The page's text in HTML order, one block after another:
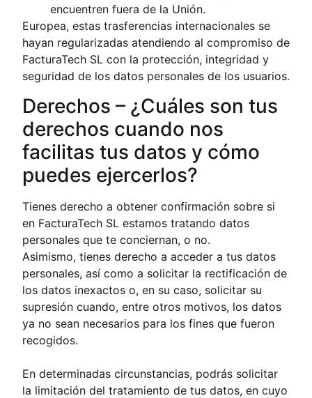
encuentren fuera de la Unión.
Europea, estas trasferencias internacionales se
hayan regularizadas atendiendo al compromiso de
FacturaTech SL con la protección, integridad y
seguridad de los datos personales de los usuarios.
Derechos – ¿Cuáles son tus
derechos cuando nos
facilitas tus datos y cómo
puedes ejercerlos?
Tienes derecho a obtener confirmación sobre si
en FacturaTech SL estamos tratando datos
personales que te conciernan, o no.
Asimismo, tienes derecho a acceder a tus datos
personales, así como a solicitar la rectificación de
los datos inexactos o, en su caso, solicitar su
supresión cuando, entre otros motivos, los datos
ya no sean necesarios para los fines que fueron
recogidos.
En determinadas circunstancias, podrás solicitar
la limitación del tratamiento de tus datos, en cuyo